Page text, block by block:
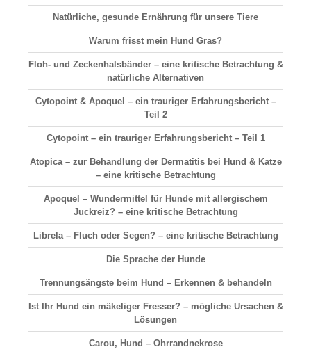
Natürliche, gesunde Ernährung für unsere Tiere
Warum frisst mein Hund Gras?
Floh- und Zeckenhalsbänder – eine kritische Betrachtung &
natürliche Alternativen
Cytopoint & Apoquel – ein trauriger Erfahrungsbericht –
Teil 2
Cytopoint – ein trauriger Erfahrungsbericht – Teil 1
Atopica – zur Behandlung der Dermatitis bei Hund & Katze
– eine kritische Betrachtung
Apoquel – Wundermittel für Hunde mit allergischem
Juckreiz? – eine kritische Betrachtung
Librela – Fluch oder Segen? – eine kritische Betrachtung
Die Sprache der Hunde
Trennungsängste beim Hund – Erkennen & behandeln
Ist Ihr Hund ein mäkeliger Fresser? – mögliche Ursachen &
Lösungen
Carou, Hund – Ohrrandnekrose